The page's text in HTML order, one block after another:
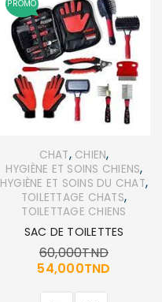
PROMO
CHAT, CHIEN,
HYGIÈNE ET SOINS CHIENS,
HYGIÈNE ET SOINS DU CHAT,
TOILETTAGE CHATS,
TOILETTAGE CHIENS
SAC DE TOILETTES
60,000TND
54,000TND